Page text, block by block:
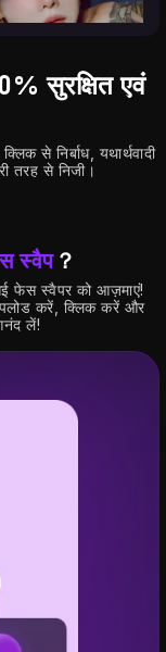
सुरक्षित एवं
से निर्बाध, यथार्थवादी
तरह से निजी।
स्वैप？
फेस स्वैपर को आज़माएं!
करें, क्लिक करें और
लें!